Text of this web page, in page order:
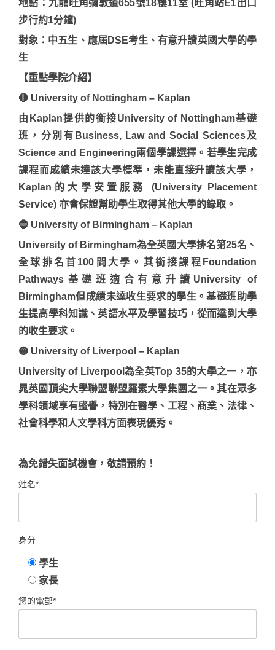
地點：九龍旺角彌敦道655號18樓11室 (旺角站E1出口
步行約1分鐘)
對象：中五生、應屆DSE考生、有意升讀英國大學的學
生
【重點學院介紹】
🔴 University of Nottingham – Kaplan
由Kaplan提供的銜接University of Nottingham基礎
班，分別有Business, Law and Social Sciences及
Science and Engineering兩個學課選擇。若學生完成
課程而成績未達該大學標準，未能直接升讀該大學，
Kaplan的大學安置服務 (University Placement
Service) 亦會保證幫助學生取得其他大學的錄取。
🔵 University of Birmingham – Kaplan
University of Birmingham為全英國大學排名第25名、
全球排名首100間大學。其銜接課程Foundation
Pathways基礎班適合有意升讀University of
Birmingham但成績未達收生要求的學生。基礎班助學
生提高學科知識、英語水平及學習技巧，從而達到大學
的收生要求。
🟡 University of Liverpool – Kaplan
University of Liverpool為全英Top 35的大學之一，亦
晁英國頂尖大學聯盟聯盟羅素大學集團之一。其在眾多
學科領域享有盛譽，特別在醫學、工程、商業、法律、
社會科學和人文學科方面表現優秀。
為免錯失面試機會，敬請預約！
姓名*
身分
學生
家長
您的電郵*